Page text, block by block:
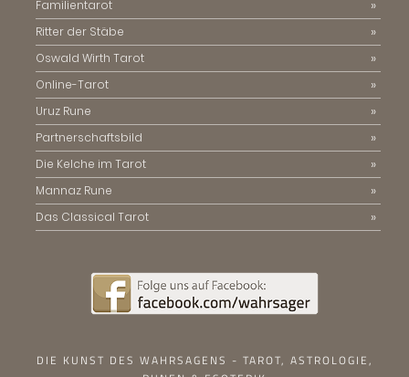
Familientarot
Ritter der Stäbe
Oswald Wirth Tarot
Online-Tarot
Uruz Rune
Partnerschaftsbild
Die Kelche im Tarot
Mannaz Rune
Das Classical Tarot
DIE KUNST DES WAHRSAGENS - TAROT, ASTROLOGIE,